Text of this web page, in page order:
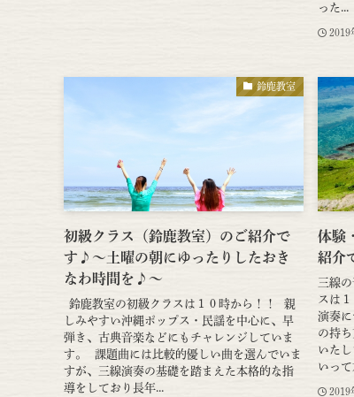
った...
2019
鈴鹿教室
初級クラス（鈴鹿教室）のご紹介で
す♪～土曜の朝にゆったりしたおき
なわ時間を♪～
鈴鹿教室の初級クラスは１０時から！！ 親
しみやすい沖縄ポップス・民謡を中心に、早
弾き、古典音楽などにもチャレンジしていま
す。 課題曲には比較的優しい曲を選んでいま
すが、三線演奏の基礎を踏まえた本格的な指
導をしており長年...
体験
紹介
三線
スは
演奏
の持
いた
いっ
2019